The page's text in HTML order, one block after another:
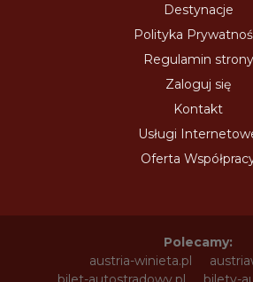
Destynacje
Polityka
Regulamin strony
Zaloguj się
Kontakt
Usługi
Oferta
Polecamy:
austria-winieta.pl